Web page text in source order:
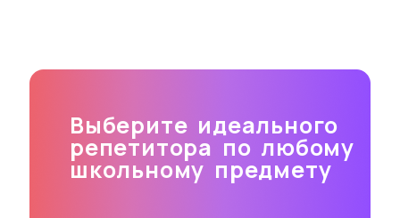
Выберите идеального
репетитора по любому
школьному предмету